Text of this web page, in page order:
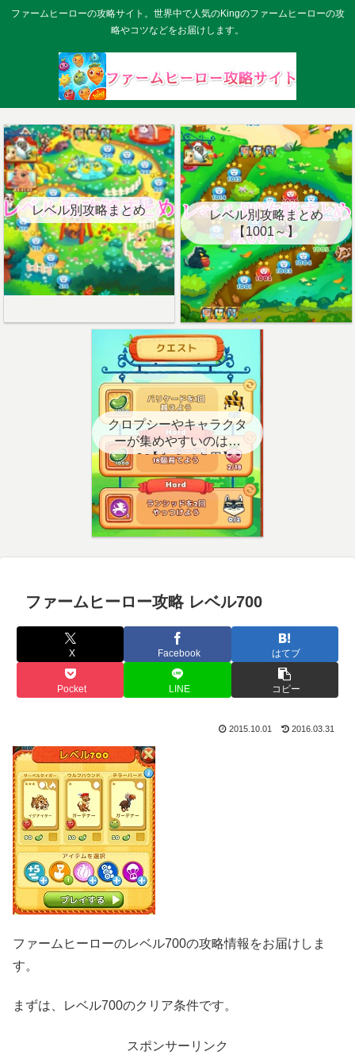
ファームヒーローの攻略サイト。世界中で人気のKingのファームヒーローの攻
略やコツなどをお届けします。
レベル別攻略まとめ
レベル別攻略まとめ
【1001～】
クロプシーやキャラクタ
ーが集めやすいのはど
こ？【クエスト用】
ファームヒーロー攻略 レベル700
X Facebook はてブ
Pocket LINE コピー
2015.10.01 2016.03.31
ファームヒーローのレベル700の攻略情報をお届けしま
す。
まずは、レベル700のクリア条件です。
スポンサーリンク